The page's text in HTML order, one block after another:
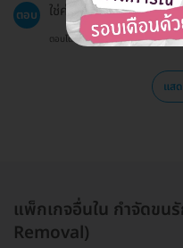
ตอบ ใช่ค่ะ แนะนำให้ทำการนัด
ตอบโดยทีมงาน HD
แส
แพ็กเกจอื่นใน กำจัดข
Removal)